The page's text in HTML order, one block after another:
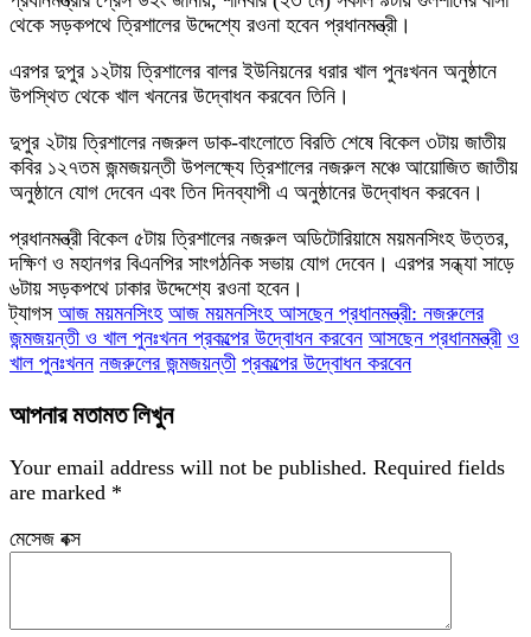
থেকে সড়কপথে ত্রিশালের উদ্দেশ্যে রওনা হবেন প্রধানমন্ত্রী।
এরপর দুপুর ১২টায় ত্রিশালের বালর ইউনিয়নের ধরার খাল পুনঃখনন অনুষ্ঠানে
উপস্থিত থেকে খাল খননের উদ্বোধন করবেন তিনি।
দুপুর ২টায় ত্রিশালের নজরুল ডাক-বাংলোতে বিরতি শেষে বিকেল ৩টায় জাতীয়
কবির ১২৭তম জন্মজয়ন্তী উপলক্ষ্যে ত্রিশালের নজরুল মঞ্চে আয়োজিত জাতীয়
অনুষ্ঠানে যোগ দেবেন এবং তিন দিনব্যাপী এ অনুষ্ঠানের উদ্বোধন করবেন।
প্রধানমন্ত্রী বিকেল ৫টায় ত্রিশালের নজরুল অডিটোরিয়ামে ময়মনসিংহ উত্তর,
দক্ষিণ ও মহানগর বিএনপির সাংগঠনিক সভায় যোগ দেবেন। এরপর সন্ধ্যা সাড়ে
৬টায় সড়কপথে ঢাকার উদ্দেশ্যে রওনা হবেন।
ট্যাগস আজ ময়মনসিংহ আজ ময়মনসিংহ আসছেন প্রধানমন্ত্রী: নজরুলের
জন্মজয়ন্তী ও খাল পুনঃখনন প্রকল্পের উদ্বোধন করবেন আসছেন প্রধানমন্ত্রী ও
খাল পুনঃখনন নজরুলের জন্মজয়ন্তী প্রকল্পের উদ্বোধন করবেন
আপনার মতামত লিখুন
Your email address will not be published. Required fields
are marked *
মেসেজ বক্স